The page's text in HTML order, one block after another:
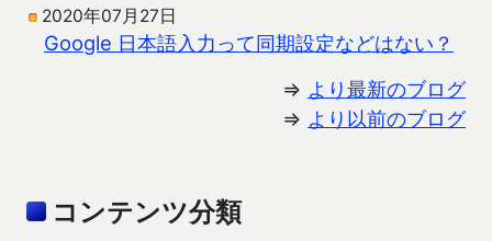
2020年07月27日
Google 日本語入力って同期設定などはない？
⇒ より最新のブログ
⇒ より以前のブログ
コンテンツ分類